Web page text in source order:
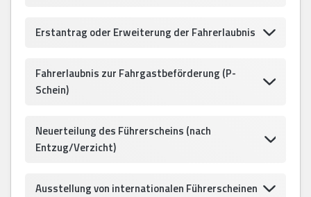
Erstantrag oder Erweiterung der Fahrerlaubnis
Fahrerlaubnis zur Fahrgastbeförderung (P-
Schein)
Neuerteilung des Führerscheins (nach
Entzug/Verzicht)
Ausstellung von internationalen Führerscheinen